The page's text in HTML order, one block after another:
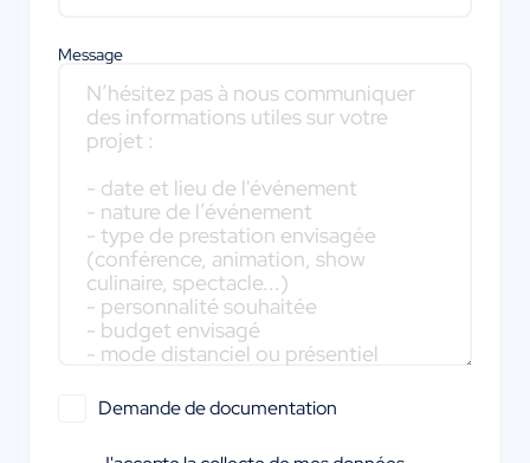
Message
Demande de documentation